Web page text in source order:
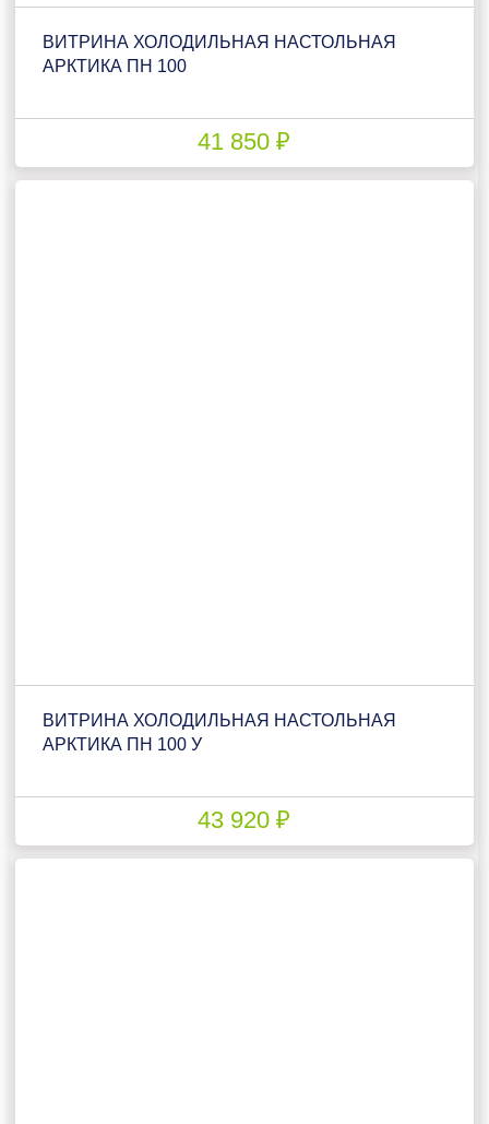
ВИТРИНА ХОЛОДИЛЬНАЯ НАСТОЛЬНАЯ
АРКТИКА ПН 100
41 850 ₽
ВИТРИНА ХОЛОДИЛЬНАЯ НАСТОЛЬНАЯ
АРКТИКА ПН 100 У
43 920 ₽